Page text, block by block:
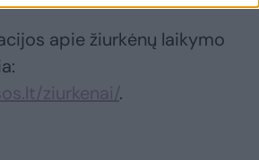
apie žiurkėnų laikymo
ziurkenai/.